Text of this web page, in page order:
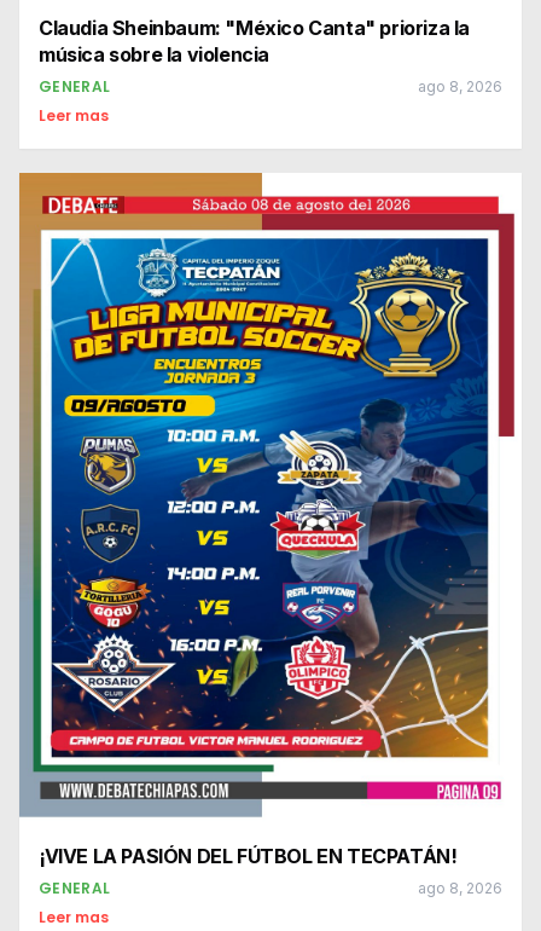
Claudia Sheinbaum: "México Canta" prioriza la
música sobre la violencia
GENERAL ago 8, 2026
Leer mas
¡VIVE LA PASIÓN DEL FÚTBOL EN TECPATÁN!
GENERAL ago 8, 2026
Leer mas